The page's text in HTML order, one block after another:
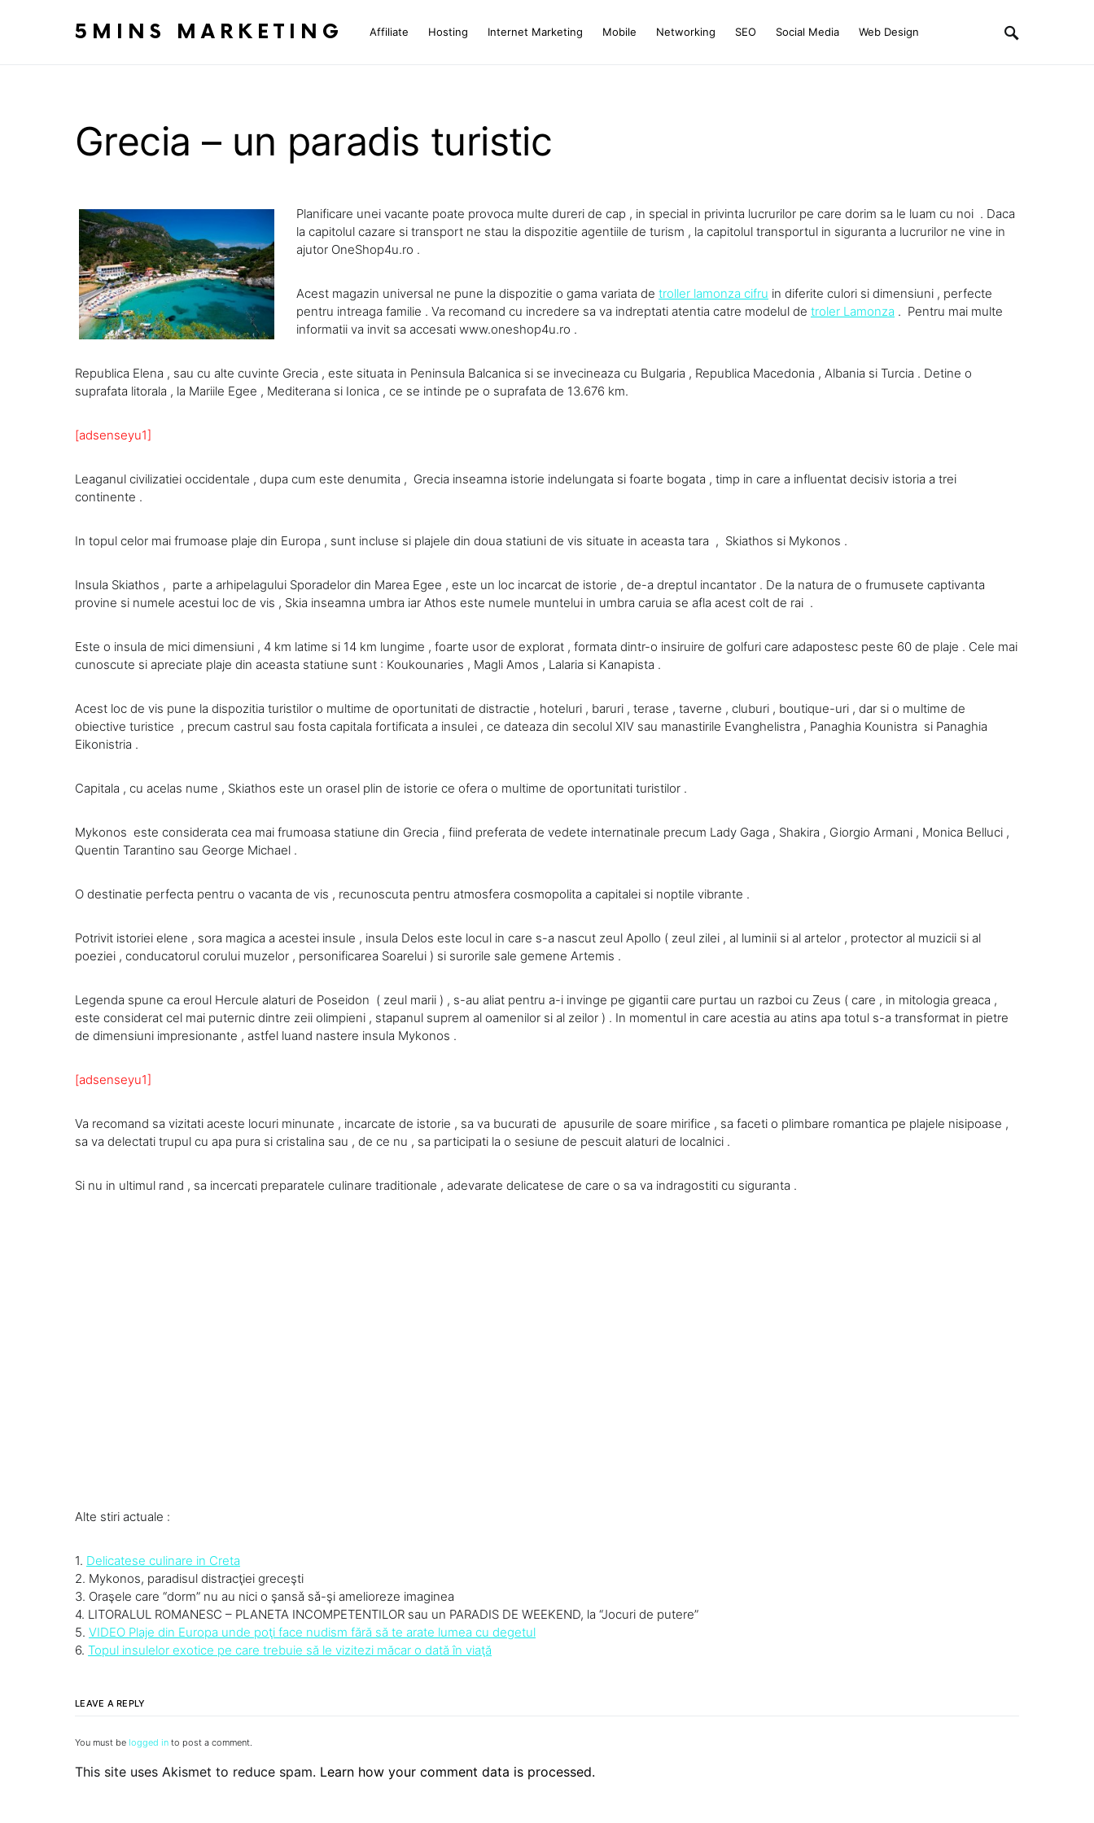
5MINS MARKETING Affiliate Hosting Internet Marketing Mobile Networking SEO Social Media Web Design
Grecia – un paradis turistic
Planificare unei vacante poate provoca multe dureri de cap , in special in privinta lucrurilor pe care dorim sa le luam cu noi . Daca
la capitolul cazare si transport ne stau la dispozitie agentiile de turism , la capitolul transportul in siguranta a lucrurilor ne vine in
ajutor OneShop4u.ro .
Acest magazin universal ne pune la dispozitie o gama variata de troller lamonza cifru in diferite culori si dimensiuni , perfecte
pentru intreaga familie . Va recomand cu incredere sa va indreptati atentia catre modelul de troler Lamonza . Pentru mai multe
informatii va invit sa accesati www.oneshop4u.ro .
Republica Elena , sau cu alte cuvinte Grecia , este situata in Peninsula Balcanica si se invecineaza cu Bulgaria , Republica Macedonia , Albania si Turcia . Detine o
suprafata litorala , la Mariile Egee , Mediterana si Ionica , ce se intinde pe o suprafata de 13.676 km.
[adsenseyu1]
Leaganul civilizatiei occidentale , dupa cum este denumita , Grecia inseamna istorie indelungata si foarte bogata , timp in care a influentat decisiv istoria a trei
continente .
In topul celor mai frumoase plaje din Europa , sunt incluse si plajele din doua statiuni de vis situate in aceasta tara , Skiathos si Mykonos .
Insula Skiathos , parte a arhipelagului Sporadelor din Marea Egee , este un loc incarcat de istorie , de-a dreptul incantator . De la natura de o frumusete captivanta
provine si numele acestui loc de vis , Skia inseamna umbra iar Athos este numele muntelui in umbra caruia se afla acest colt de rai .
Este o insula de mici dimensiuni , 4 km latime si 14 km lungime , foarte usor de explorat , formata dintr-o insiruire de golfuri care adapostesc peste 60 de plaje . Cele mai
cunoscute si apreciate plaje din aceasta statiune sunt : Koukounaries , Magli Amos , Lalaria si Kanapista .
Acest loc de vis pune la dispozitia turistilor o multime de oportunitati de distractie , hoteluri , baruri , terase , taverne , cluburi , boutique-uri , dar si o multime de
obiective turistice , precum castrul sau fosta capitala fortificata a insulei , ce dateaza din secolul XIV sau manastirile Evanghelistra , Panaghia Kounistra si Panaghia
Eikonistria .
Capitala , cu acelas nume , Skiathos este un orasel plin de istorie ce ofera o multime de oportunitati turistilor .
Mykonos este considerata cea mai frumoasa statiune din Grecia , fiind preferata de vedete internatinale precum Lady Gaga , Shakira , Giorgio Armani , Monica Belluci ,
Quentin Tarantino sau George Michael .
O destinatie perfecta pentru o vacanta de vis , recunoscuta pentru atmosfera cosmopolita a capitalei si noptile vibrante .
Potrivit istoriei elene , sora magica a acestei insule , insula Delos este locul in care s-a nascut zeul Apollo ( zeul zilei , al luminii si al artelor , protector al muzicii si al
poeziei , conducatorul corului muzelor , personificarea Soarelui ) si surorile sale gemene Artemis .
Legenda spune ca eroul Hercule alaturi de Poseidon ( zeul marii ) , s-au aliat pentru a-i invinge pe gigantii care purtau un razboi cu Zeus ( care , in mitologia greaca ,
este considerat cel mai puternic dintre zeii olimpieni , stapanul suprem al oamenilor si al zeilor ) . In momentul in care acestia au atins apa totul s-a transformat in pietre
de dimensiuni impresionante , astfel luand nastere insula Mykonos .
[adsenseyu1]
Va recomand sa vizitati aceste locuri minunate , incarcate de istorie , sa va bucurati de apusurile de soare mirifice , sa faceti o plimbare romantica pe plajele nisipoase ,
sa va delectati trupul cu apa pura si cristalina sau , de ce nu , sa participati la o sesiune de pescuit alaturi de localnici .
Si nu in ultimul rand , sa incercati preparatele culinare traditionale , adevarate delicatese de care o sa va indragostiti cu siguranta .
Alte stiri actuale :
1. Delicatese culinare in Creta
2. Mykonos, paradisul distracţiei greceşti
3. Oraşele care “dorm” nu au nici o şansǎ sǎ-şi amelioreze imaginea
4. LITORALUL ROMANESC – PLANETA INCOMPETENTILOR sau un PARADIS DE WEEKEND, la “Jocuri de putere”
5. VIDEO Plaje din Europa unde poţi face nudism fără să te arate lumea cu degetul
6. Topul insulelor exotice pe care trebuie să le vizitezi măcar o dată în viaţă
LEAVE A REPLY
You must be logged in to post a comment.
This site uses Akismet to reduce spam. Learn how your comment data is processed.